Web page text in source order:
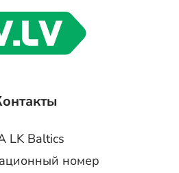
LK Baltics
номер